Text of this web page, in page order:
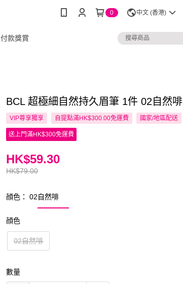
0 中文 (香港)
付款獎賞
BCL 超極細自然持久眉筆 1件 02自然啡
VIP尊享獨享 自提點滿HK$300.00免運費 國家/地區配送
送上門滿HK$300免運費
HK$79.00
HK$59.30
顔色： 02自然啡
顔色
02自然啡
數量